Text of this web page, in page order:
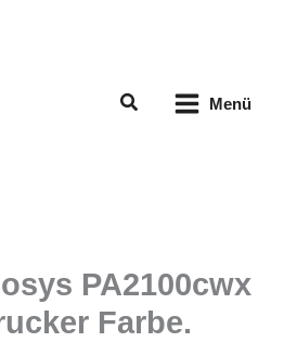
Suchen Menü
PA2100cwx
Farbe.